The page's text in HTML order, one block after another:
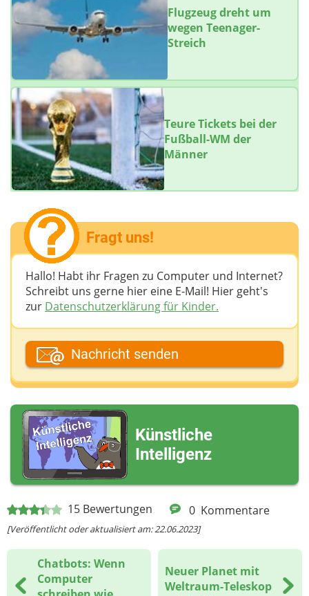
15 Bewertungen 0 Kommentare
[Veröffentlicht oder aktualisiert am: 22.06.2023]
Chatbots: Wenn
Computer
Neuer Planet mit
Weltraum-Teleskop
Flugzeug dreht um
wegen Teenager-
Streich
Teure Tickets bei der
Fußball-WM der
Männer
Fragt uns!
Hallo! Habt ihr Fragen zu Computer und Internet?
Schreibt uns gerne hier eine E-Mail! Hier geht's
zur Datenschutzerklärung für Kinder.
Dein Fantasiename
Deine E-Mail-Adresse (wenn du eine Antwort
möchtest)
Deine Nachricht
Nachricht senden
Künstliche
Intelligenz